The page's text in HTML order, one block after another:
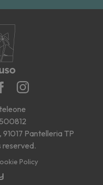
Pantelleria TP
Policy